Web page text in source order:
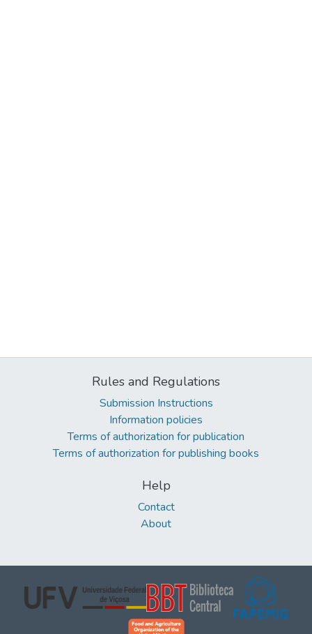
Rules and Regulations
Submission Instructions
Information policies
Terms of authorization for publication
Terms of authorization for publishing books
Help
Contact
About